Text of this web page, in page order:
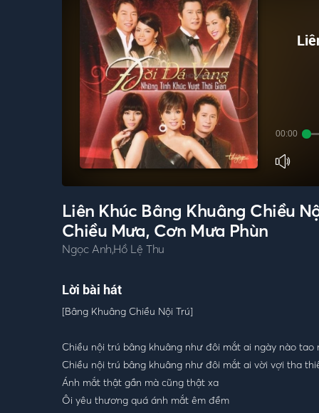
00:00
Liên Khúc Bâng Khuâng Chiều
Chiều Mưa, Cơn Mưa Phùn
Ngọc Anh,Hồ Lệ Thu
Lời bài hát
[Bâng Khuâng Chiều Nội Trú]
Chiều nội trú bâng khuâng như đôi mắt ai ngày nào tao
Chiều nội trú bâng khuâng như đôi mắt ai vời vợi tha
Ánh mắt thật gần mà cũng thật xa
Ôi yêu thương quá ánh mắt êm đềm